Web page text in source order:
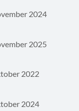
2024
2025
2022
2024